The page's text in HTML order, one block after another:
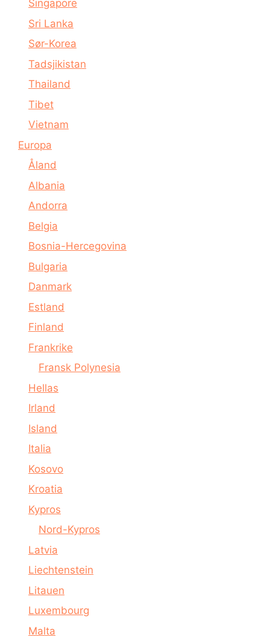
Singapore
Sri Lanka
Sør-Korea
Tadsjikistan
Thailand
Tibet
Vietnam
Europa
Åland
Albania
Andorra
Belgia
Bosnia-Hercegovina
Bulgaria
Danmark
Estland
Finland
Frankrike
Fransk Polynesia
Hellas
Irland
Island
Italia
Kosovo
Kroatia
Kypros
Nord-Kypros
Latvia
Liechtenstein
Litauen
Luxembourg
Malta